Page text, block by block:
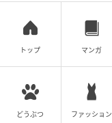
エキサイトニュース
トップ マンガ
どうぶつ ファッション